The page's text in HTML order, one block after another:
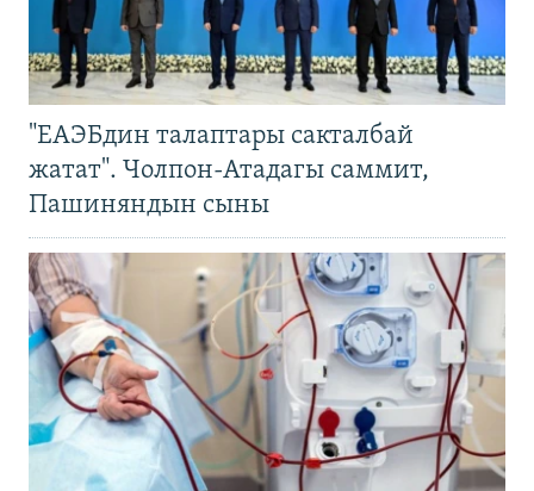
"ЕАЭБдин талаптары сакталбай
жатат". Чолпон-Атадагы саммит,
Пашиняндын сыны